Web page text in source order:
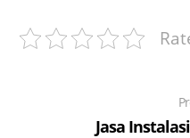
Jasa